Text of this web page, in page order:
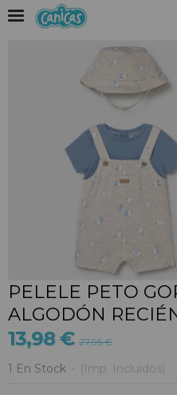
PELELE PETO
ALGODÓN
13,98 € 27,95 €
1 En Stock - (Imp. Incluidos)